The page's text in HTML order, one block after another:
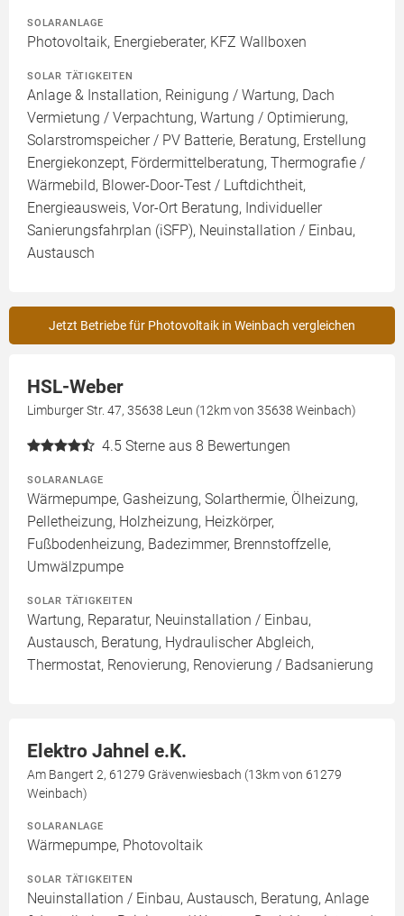
SOLARANLAGE
Photovoltaik, Energieberater, KFZ Wallboxen
SOLAR TÄTIGKEITEN
Anlage & Installation, Reinigung / Wartung, Dach
Vermietung / Verpachtung, Wartung / Optimierung,
Solarstromspeicher / PV Batterie, Beratung, Erstellung
Energiekonzept, Fördermittelberatung, Thermografie /
Wärmebild, Blower-Door-Test / Luftdichtheit,
Energieausweis, Vor-Ort Beratung, Individueller
Sanierungsfahrplan (iSFP), Neuinstallation / Einbau,
Austausch
Jetzt Betriebe für Photovoltaik in Weinbach vergleichen
HSL-Weber
Limburger Str. 47, 35638 Leun (12km von 35638 Weinbach)
4.5 Sterne aus 8 Bewertungen
SOLARANLAGE
Wärmepumpe, Gasheizung, Solarthermie, Ölheizung,
Pelletheizung, Holzheizung, Heizkörper,
Fußbodenheizung, Badezimmer, Brennstoffzelle,
Umwälzpumpe
SOLAR TÄTIGKEITEN
Wartung, Reparatur, Neuinstallation / Einbau,
Austausch, Beratung, Hydraulischer Abgleich,
Thermostat, Renovierung, Renovierung / Badsanierung
Elektro Jahnel e.K.
Am Bangert 2, 61279 Grävenwiesbach (13km von 61279
Weinbach)
SOLARANLAGE
Wärmepumpe, Photovoltaik
SOLAR TÄTIGKEITEN
Neuinstallation / Einbau, Austausch, Beratung, Anlage